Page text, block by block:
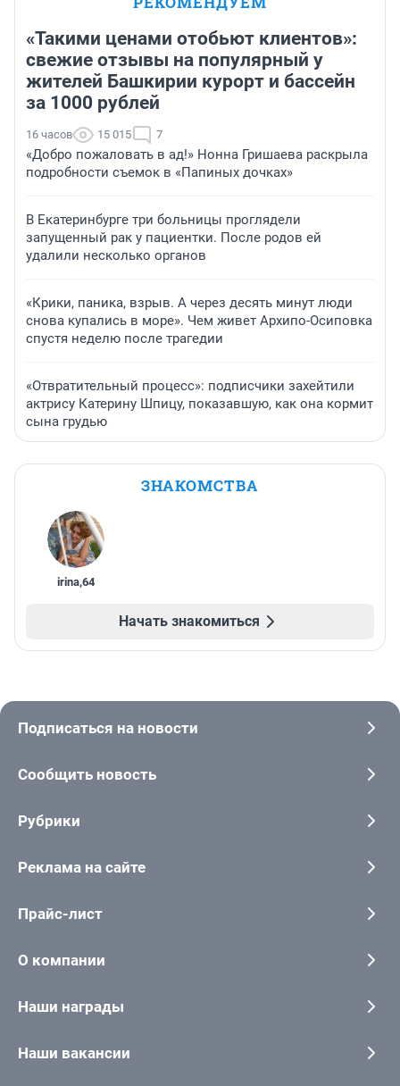
«Такими ценами отобьют клиентов»:
свежие отзывы на популярный у
жителей Башкирии курорт и бассейн
за 1000 рублей
16 часов 15 015 7
«Добро пожаловать в ад!» Нонна Гришаева раскрыла
подробности съемок в «Папиных дочках»
В Екатеринбурге три больницы проглядели
запущенный рак у пациентки. После родов ей
удалили несколько органов
«Крики, паника, взрыв. А через десять минут люди
снова купались в море». Чем живет Архипо-Осиповка
спустя неделю после трагедии
«Отвратительный процесс»: подписчики захейтили
актрису Катерину Шпицу, показавшую, как она кормит
сына грудью
ЗНАКОМСТВА
irina,64
Начать знакомиться
Подписаться на новости
Сообщить новость
Рубрики
Реклама на сайте
Прайс-лист
О компании
Наши награды
Наши вакансии